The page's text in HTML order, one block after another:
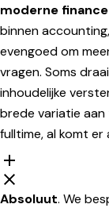
moderne
binnen
evengoed om
vragen. Soms
inhoudelijke
brede variatie
fulltime, al komt
Absoluut. We